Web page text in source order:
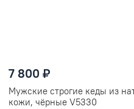
7 800 ₽
Мужские строгие кеды из
кожи, чёрные V5330